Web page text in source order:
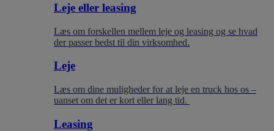
Leje eller leasing
Læs om forskellen mellem leje og leasing og se hvad
der passer bedst til din virksomhed.
Leje
Læs om dine muligheder for at leje en truck hos os –
uanset om det er kort eller lang tid.
Leasing